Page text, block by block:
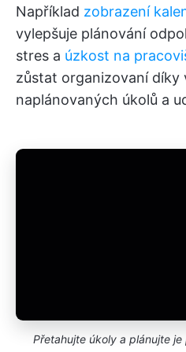
Například zobrazení
vylepšuje plánování
stres a úzkost na
zůstat organizovaní díky
naplánovaných úkolů a
Přetahujte úkoly a plánujte